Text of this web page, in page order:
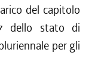
del capitolo
dello stato di
per gli